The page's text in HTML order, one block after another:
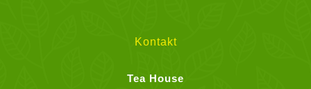
Kontakt
Tea House